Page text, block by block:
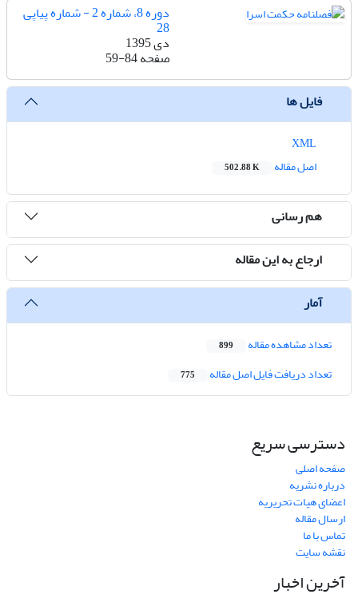
دوره 8، شماره 2 - شماره پیاپی
28
دی 1395
صفحه59-84
فایل ها
اصل مقاله
502.88 K
هم رسانی
ارجاع به این مقاله
آمار
تعداد مشاهده مقاله 899
تعداد دریافت فایل اصل مقاله 775
دسترسی سریع
صفحه اصلی
درباره نشریه
اعضای هیات تحریریه
ارسال مقاله
تماس با ما
نقشه سایت
آخرین اخبار